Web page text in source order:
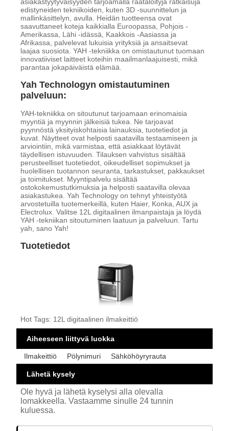
asiakastyytyväisyyden tarjoamalla räätälöityjä ratkaisuja
edistyneiden tekniikoiden, kuten 3D -suunnittelun ja
mallinkäsittelyn, avulla. Heidän tuotteensa ovat
saavuttaneet koteja kaikkialla Euroopassa, Pohjois -
Amerikassa, Lähi -idässä, Kaakkois -Aasiassa ja
Afrikassa, palvelevat lukuisia yrityksiä ja ansaitsevat
laajaa suosiota. YAH -tekniikka on omistautunut tuomaan
innovatiiviset laitteet koteihin maailmanlaajuisesti, mikä
parantaa jokapäiväistä elämää.
Yah Technologyn omistautuminen
palveluun:
YAH-tekniikka on sitoutunut tarjoamaan erinomaisia
myyntiä ja myynnin jälkeisiä tukea. Ne tarjoavat
pyynnöstä yksityiskohtaisia lainauksia, tuotetiedot ja
kuvat. Näytteet ovat helposti saatavilla testaamiseen ja
arviointiin, mikä varmistaa, että asiakkaat löytävät
täydellisen istuvuuden. Tilauksen vahvistus sisältää
perusteelliset tuotetiedot, oikeudelliset sopimukset ja
huolellisen tuotannon seuranta, tarkastukset, pakkaukset
ja toimitukset. Myyntipalvelu sisältää
ostokokemustutkimuksia ja helposti saatavilla olevaa
asiakastukea. Yah Technology on tehnyt yhteistyötä
arvostetuilla tuotemerkeillä, kuten Haier, Konka, AUX ja
Electrolux. Valitse 12L digitaalinen ilmanpaistaja ja löydä
YAH -tekniikan sitoutuminen laatuun ja palveluun. Tartu
yah, sano Yah!
Tuotetiedot
Hot Tags: 12L digitaalinen ilmakeittiö
Aiheeseen liittyvä luokka
Ilmakeittiö Pölynimuri Sähköhöyryrauta
Lähetä kysely
Ole hyvä ja lähetä kyselysi alla olevalla
lomakkeella. Vastaamme sinulle 24 tunnin
kuluessa.